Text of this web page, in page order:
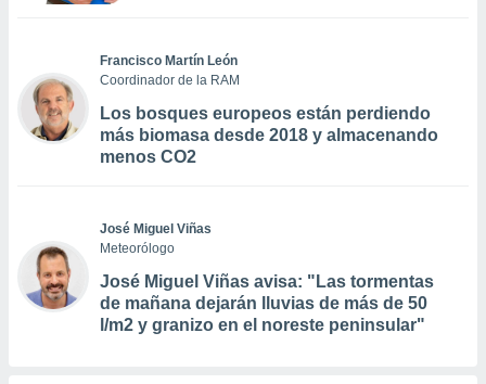
Francisco Martín León
Coordinador de la RAM
Los bosques europeos están perdiendo
más biomasa desde 2018 y almacenando
menos CO2
José Miguel Viñas
Meteorólogo
José Miguel Viñas avisa: "Las tormentas
de mañana dejarán lluvias de más de 50
l/m2 y granizo en el noreste peninsular"